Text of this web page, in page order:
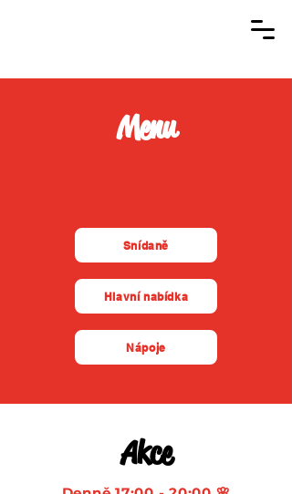
Menu
Snídaně
Hlavní nabídka
Nápoje
Akce